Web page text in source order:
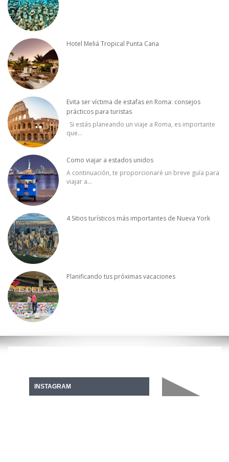
Hotel Meliá Tropical Punta Cana
Evita ser víctima de estafas en Roma: consejos
prácticos para turistas
Si estás planeando un viaje a Roma, es importante
que...
Como viajar a estados unidos
A continuación, te proporcionaré un breve guía para
viajar a...
4 Sitios turísticos más importantes de Nueva York
Planificando tus próximas vacaciones
INSTAGRAM